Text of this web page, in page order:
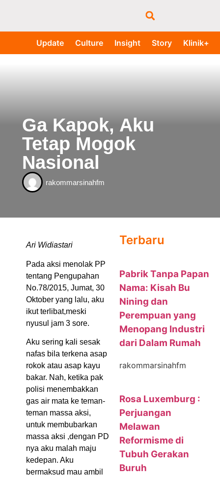
Update Culture Insight Story Klinik+
Ga Kapok, Aku
Tetap Mogok
Nasional
rakommarsinahfm
Ari Widiastari
Pada aksi menolak PP
tentang Pengupahan
No.78/2015, Jumat, 30
Oktober yang lalu, aku
ikut terlibat,meski
nyusul jam 3 sore.
Aku sering kali sesak
nafas bila terkena asap
rokok atau asap kayu
bakar. Nah, ketika pak
polisi menembakkan
gas air mata ke teman-
teman massa aksi,
untuk membubarkan
massa aksi ,dengan PD
nya aku malah maju
kedepan. Aku
bermaksud mau ambil
Terbaru
Pabrik Tanpa Papan
Nama: Kisah Bu
Nining dan
Perempuan yang
Menopang Industri
dari Dalam Rumah
rakommarsinahfm
Rosa Luxemburg :
Perjuangan
Melawan
Reformisme di
Tubuh Gerakan
Buruh